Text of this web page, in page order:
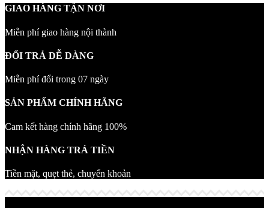
GIAO HÀNG TẬN NƠI
Miễn phí giao hàng nội thành
ĐỔI TRẢ DỄ DÀNG
Miễn phí đổi trong 07 ngày
SẢN PHẨM CHÍNH HÃNG
Cam kết hàng chính hãng 100%
NHẬN HÀNG TRẢ TIỀN
Tiền mặt, quẹt thẻ, chuyển khoản